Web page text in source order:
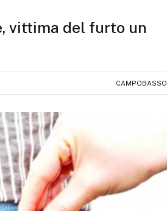
vittima del furto un
CAMPOBASSO